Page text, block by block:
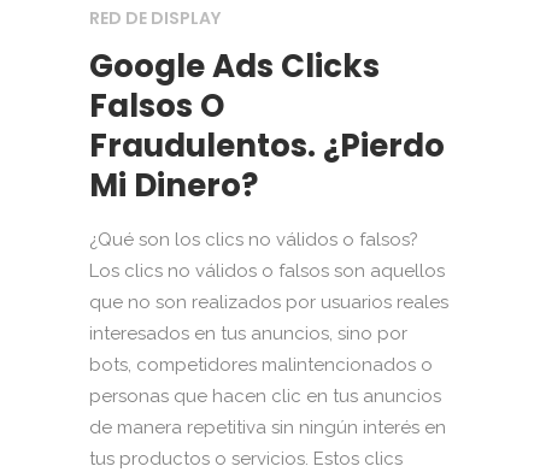
RED DE DISPLAY
Google Ads Clicks
Falsos O
Fraudulentos. ¿Pierdo
Mi Dinero?
¿Qué son los clics no válidos o falsos?
Los clics no válidos o falsos son aquellos
que no son realizados por usuarios reales
interesados en tus anuncios, sino por
bots, competidores malintencionados o
personas que hacen clic en tus anuncios
de manera repetitiva sin ningún interés en
tus productos o servicios. Estos clics